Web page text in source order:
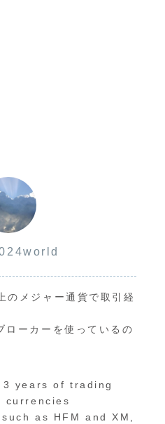
のメジャー通貨で取引経
ローカーを使っているの
years of trading
currencies
as HFM and XM,